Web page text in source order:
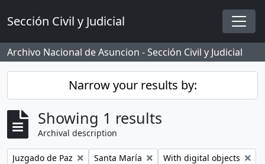
Sección Civil y Judicial
Archivo Nacional de Asuncion - Sección Civil y Judicial
Narrow your results by:
Showing 1 results
Archival description
Remove filter:
Juzgado de Paz Remove filter:
Santa María Remove filter:
With digital objects